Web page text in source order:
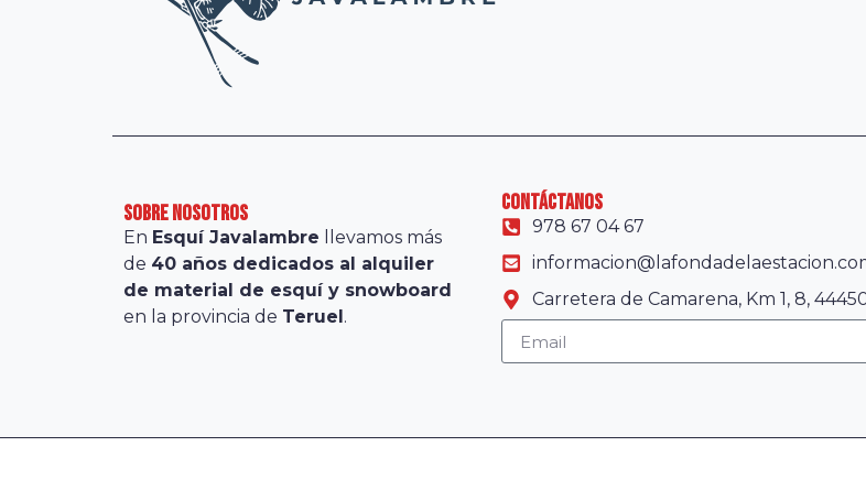
sobre nosotros
En Esquí Javalambre llevamos más
de 40 años dedicados al alquiler
de material de esquí y snowboard
en la provincia de Teruel.
contáctanos
978 67 04 67
Carretera de Camarena, Km 1, 8,